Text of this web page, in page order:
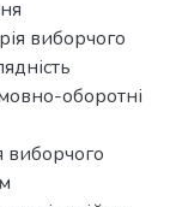
виборчого
оборотні
виборчого